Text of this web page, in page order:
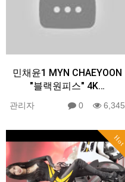
민채윤1 MYN CHAEYOON
"블랙원피스" 4K…
관리자 0 6,345
Hot